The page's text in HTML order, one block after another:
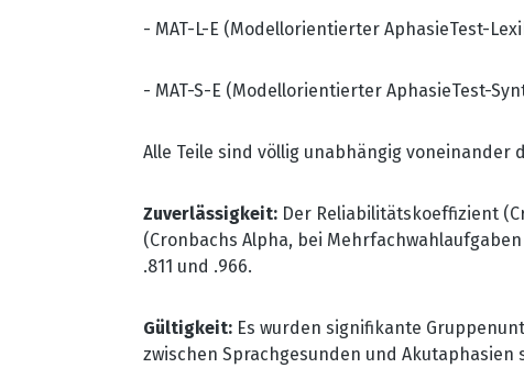
- MAT-L-E (Modellorientierter AphasieTest-
- MAT-S-E (Modellorientierter AphasieTest-
Alle Teile sind völlig unabhängig
Zuverlässigkeit: Der Reliabilitätskoeffizient
(Cronbachs Alpha, bei
.811 und .966.
Gültigkeit: Es wurden signifikante
zwischen Sprachgesunden und